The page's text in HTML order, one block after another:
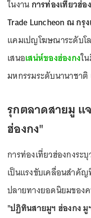
ในงานการท่องเที่ยวฮ่อ
Trade Luncheon ณ กรุ
แคมเปญโฆษณาระดับโ
เสนอเสน่ห์ของฮ่องกงใ
มหกรรมระดับนานาชา
รุกตลาดสายมู
ฮ่องกง"
การท่องเที่ยวฮ่องกงระ
เป็นแรงขับเคลื่อนสำคั
ปลายทางยอดนิยมของ
"ปฏิทินสายมูฯ ฮ่องกง มู